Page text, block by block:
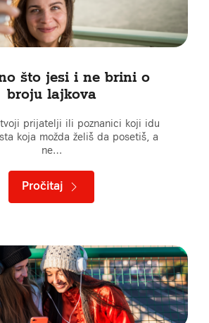
što jesi i ne brini o
broju lajkova
prijatelji ili poznanici koji idu
koja možda želiš da posetiš, a
ne…
Pročitaj